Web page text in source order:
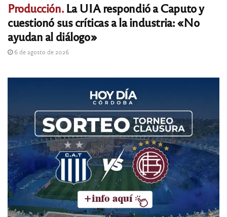
Producción.La UIA respondió a Caputo y
cuestionó sus críticas a la industria: «No
ayudan al diálogo»
6 de agosto de 2026